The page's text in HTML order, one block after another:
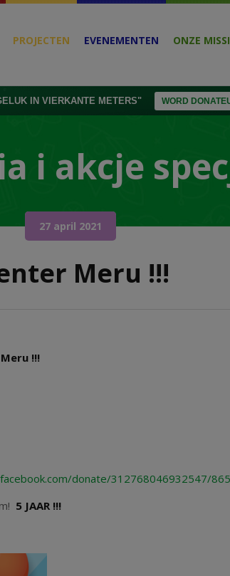
IN VIERKANTE METERS" WORD
PROJECTEN EVENEMENTEN ONZE
i akcje
27 april 2021
Meru !!!
!!!
donate/312768046932547/
5 JAAR !!!